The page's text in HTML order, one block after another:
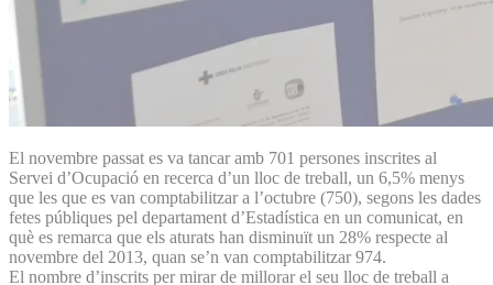
El novembre passat es va tancar amb 701 persones inscrites al
Servei d’Ocupació en recerca d’un lloc de treball, un 6,5% menys
que les que es van comptabilitzar a l’octubre (750), segons les dades
fetes públiques pel departament d’Estadística en un comunicat, en
què es remarca que els aturats han disminuït un 28% respecte al
novembre del 2013, quan se’n van comptabilitzar 974.
El nombre d’inscrits per mirar de millorar el seu lloc de treball a